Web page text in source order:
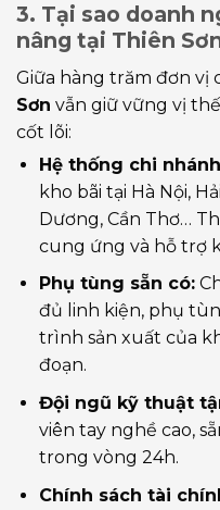
3. Tại sao doanh
nâng tại Thiên
Giữa hàng trăm đơn vị
Sơn vẫn giữ vững vị
cốt lõi:
Hệ thống chi
kho bãi tại Hà Nội,
Dương, Cần Thơ…
cung ứng và hỗ trợ
Phụ tùng sẵn có:
đủ linh kiện, phụ
trình sản xuất của
đoạn.
Đội ngũ kỹ thuật
viên tay nghề cao,
trong vòng 24h.
Chính sách tài